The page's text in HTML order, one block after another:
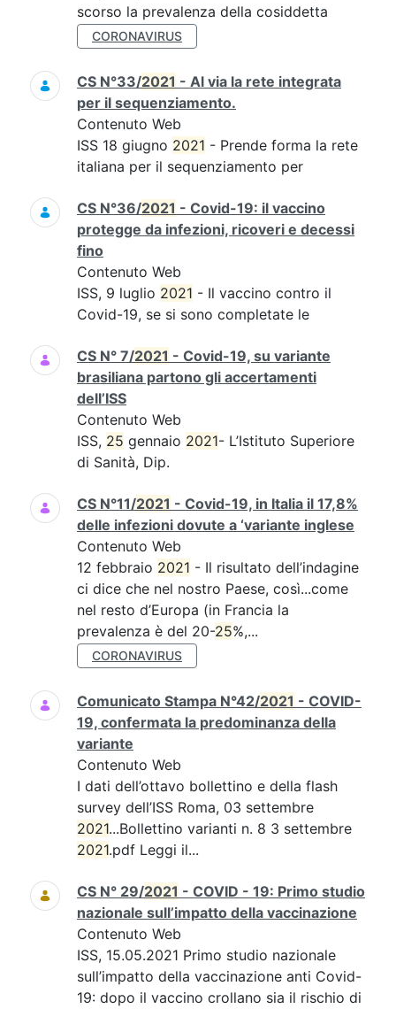
scorso la prevalenza della cosiddetta
CORONAVIRUS
CS N°33/2021 - Al via la rete integrata
per il sequenziamento.
Contenuto Web
ISS 18 giugno 2021 - Prende forma la rete
italiana per il sequenziamento per
CS N°36/2021 - Covid-19: il vaccino
protegge da infezioni, ricoveri e decessi
fino
Contenuto Web
ISS, 9 luglio 2021 - Il vaccino contro il
Covid-19, se si sono completate le
CS N° 7/2021 - Covid-19, su variante
brasiliana partono gli accertamenti
dell’ISS
Contenuto Web
ISS, 25 gennaio 2021- L’Istituto Superiore
di Sanità, Dip.
CS N°11/2021 - Covid-19, in Italia il 17,8%
delle infezioni dovute a ‘variante inglese
Contenuto Web
12 febbraio 2021 - Il risultato dell’indagine
ci dice che nel nostro Paese, così...come
nel resto d’Europa (in Francia la
prevalenza è del 20-25%,...
CORONAVIRUS
Comunicato Stampa N°42/2021 - COVID-
19, confermata la predominanza della
variante
Contenuto Web
I dati dell’ottavo bollettino e della flash
survey dell’ISS Roma, 03 settembre
2021...Bollettino varianti n. 8 3 settembre
2021.pdf Leggi il...
CS N° 29/2021 - COVID - 19: Primo studio
nazionale sull’impatto della vaccinazione
Contenuto Web
ISS, 15.05.2021 Primo studio nazionale
sull’impatto della vaccinazione anti Covid-
19: dopo il vaccino crollano sia il rischio di